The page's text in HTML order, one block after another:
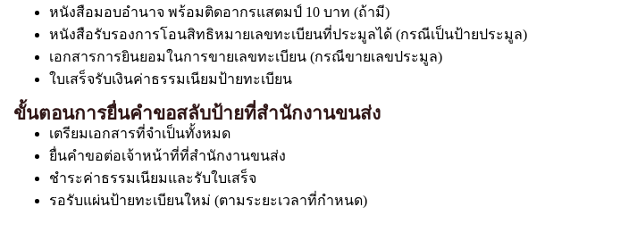
หนังสือมอบอำนาจ พร้อมติดอากรแสตมป์ 10 บาท (ถ้ามี)
หนังสือรับรองการโอนสิทธิหมายเลขทะเบียนที่ประมูลได้ (กรณีเป็นป้ายประมูล)
เอกสารการยินยอมในการขายเลขทะเบียน (กรณีขายเลขประมูล)
ใบเสร็จรับเงินค่าธรรมเนียมป้ายทะเบียน
ขั้นตอนการยื่นคำขอสลับป้ายที่สำนักงานขนส่ง
เตรียมเอกสารที่จำเป็นทั้งหมด
ยื่นคำขอต่อเจ้าหน้าที่ที่สำนักงานขนส่ง
ชำระค่าธรรมเนียมและรับใบเสร็จ
รอรับแผ่นป้ายทะเบียนใหม่ (ตามระยะเวลาที่กำหนด)